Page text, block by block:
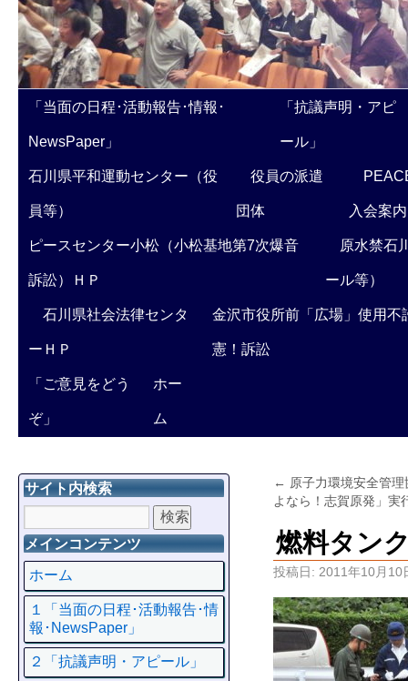
「当面の日程･活動報告･情報･
NewsPaper」
「抗議声明・アピ
ール」
石川県平和運動センター（役
員等）
役員の派遣
団体 入会案内
ピースセンター小松（小松基地第7次爆音
訴訟）ＨＰ
原水禁石
ール等）
石川県社会法律センタ
ーＨＰ
金沢市役所前「広場」使用不
憲！訴訟
「ご意見をどう
ぞ」
ホー
ム
← 原子力環境安全管
よなら！志賀原発」実
燃料タン
投稿日: 2011年10月10
サイト内検索
メインコンテンツ
ホーム
１「当面の日程･活動報告･情
報･NewsPaper」
２「抗議声明・アピール」